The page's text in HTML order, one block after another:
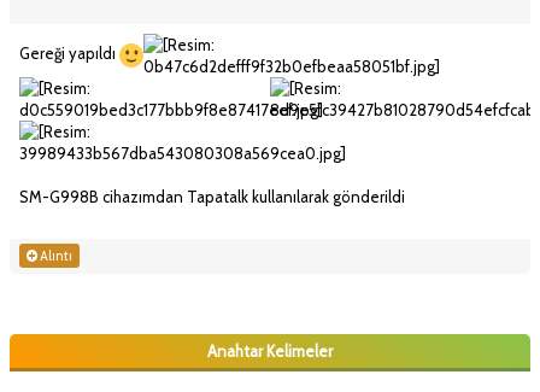
Gereği yapıldı
SM-G998B cihazımdan Tapatalk kullanılarak gönderildi
Alıntı
Anahtar Kelimeler